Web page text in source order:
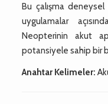
Bu çalışma deneysel
uygulamalar
Neopterinin akut
potansiyele sahip bir
Anahtar Kelimeler: